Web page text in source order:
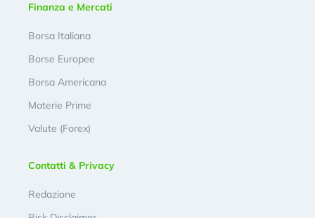
Finanza e Mercati
Borsa Italiana
Borse Europee
Borsa Americana
Materie Prime
Valute (Forex)
Contatti & Privacy
Redazione